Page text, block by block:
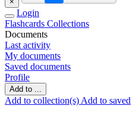
Login
Flashcards Collections
Documents
Last activity
My documents
Saved documents
Profile
Add to ...
Add to collection(s) Add to saved